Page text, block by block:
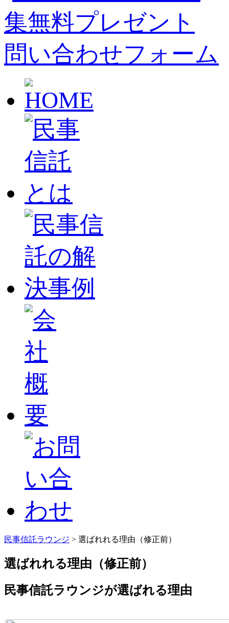
民事信託ラウンジ > 選ばれれる理由（修正前）
選ばれれる理由（修正前）
民事信託ラウンジが選ばれる理由